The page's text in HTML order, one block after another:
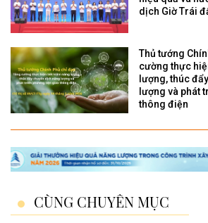
dịch Giờ Trái
Thủ tướng
cường thực
lượng, thúc
lượng và phát
thông điện
CÙNG CHUYÊN MỤC